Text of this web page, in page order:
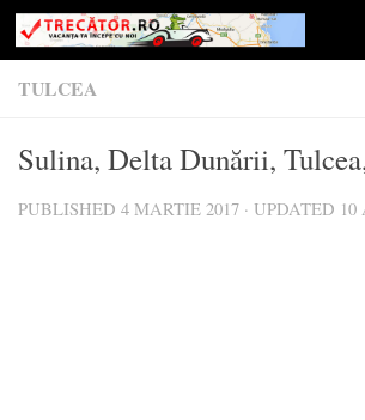
Skip to content
TULCEA
Sulina, Delta Dunării,
PUBLISHED 4 MARTIE 2017 · UPDATED 10